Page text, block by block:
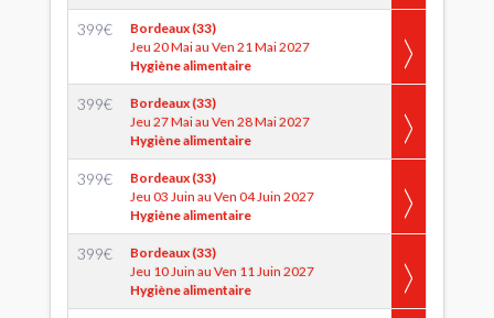
399€
Bordeaux (33)
Jeu 20 Mai au Ven 21 Mai 2027
Hygiène alimentaire
399€
Bordeaux (33)
Jeu 27 Mai au Ven 28 Mai 2027
Hygiène alimentaire
399€
Bordeaux (33)
Jeu 03 Juin au Ven 04 Juin 2027
Hygiène alimentaire
399€
Bordeaux (33)
Jeu 10 Juin au Ven 11 Juin 2027
Hygiène alimentaire